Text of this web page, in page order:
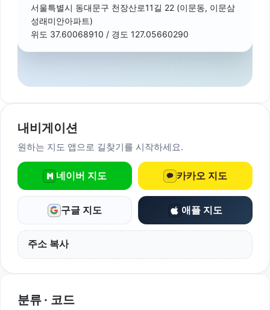
서울특별시 동대문구 천장산로11길 22 (이문동, 이문삼
성래미안아파트)
위도 37.60068910 / 경도 127.05660290
내비게이션
원하는 지도 앱으로 길찾기를 시작하세요.
네이버 지도 카카오 지도
구글 지도 애플 지도
주소 복사
분류 · 코드